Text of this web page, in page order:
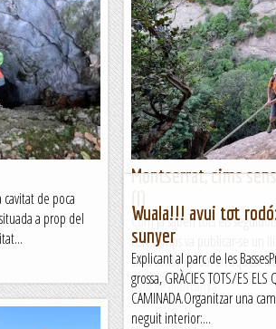
de poca
a prop del
Montserrat, cims
Com ja saben tots els
cert temps va publicar-se un
cims sense corda. En aquest
Blog de muntanya
Wuala!!! avui tot
sunyer
Explicant al parc de les
grossa, GRÀCIES TOTS/ES ELS
CAMINADA.Organitzar una
neguit interior:...